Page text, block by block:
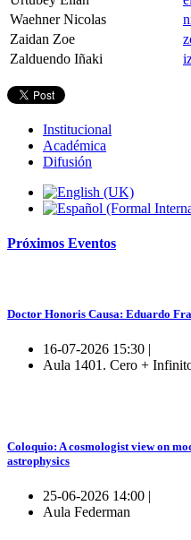
Waehner Nicolas
Zaidan Zoe
Zalduendo Iñaki
Institucional
Académica
Difusión
Próximos Eventos
Doctor Honoris Causa: Eduardo
16-07-2026 15:30 |
Aula 1401. Cero +
Coloquio: A cosmologist view on
astrophysics
25-06-2026 14:00 |
Aula Federman